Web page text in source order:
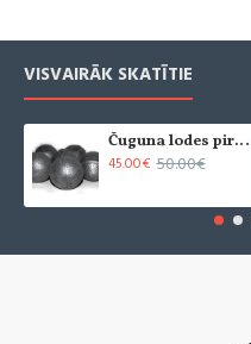
VISVAIRĀK SKATĪTIE
Čuguna lodes pirts krāsnīm (6 gab.)
45.00€ 50.00€